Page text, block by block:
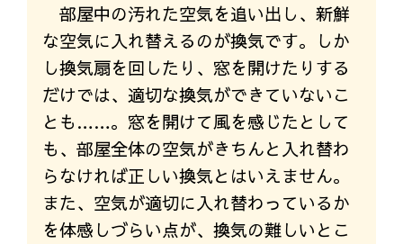
部屋中の汚れた空気を追い出し、新鮮
な空気に入れ替えるのが換気です。しか
し換気扇を回したり、窓を開けたりする
だけでは、適切な換気ができていないこ
とも……。窓を開けて風を感じたとして
も、部屋全体の空気がきちんと入れ替わ
らなければ正しい換気とはいえません。
また、空気が適切に入れ替わっているか
を体感しづらい点が、換気の難しいとこ